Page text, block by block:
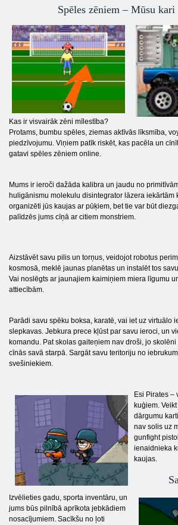
Spēles zēniem – Mūsu
Kas ir visvairāk zēni mīlestība?
Protams, bumbu spēles, ziemas aktīvās līksmība,
piedzīvojumu. Viņiem patīk riskēt, kas pacēla un
gatavi spēles zēniem online.
Mums ir ieroči dažāda kalibra un jaudu no
huligānismu molekulu disintegrator lāzera iekārtām
organizēti jūs kaujas ar pūķiem, bet tie var būt
palīdzēs jums cīņā ar citiem monstriem.
Aizstāvēt savu pilis un torņus, veidojot robotus
kosmosā, meklē jaunas planētas un instalēt tos
Vai noslēgts ar jaunajiem kaimiņiem miera līgumu
attiecībām.
Parādi savu spēku boksa, karatē, vai iet uz virtuālo
slepkavas. Jebkura prece kļūst par savu ieroci, un
komandu. Pat skolas gaiteņiem nav droši, jo
cīnās savā starpā. Sargāt savu teritoriju no
svešiniekiem.
Esi Pirates –
kuģiem.
dārgumu
nav solis uz
gunfight
ienaidnieka
kaujas.
Izvēlieties gadu, sporta inventāru, un
jums būs pilnībā aprīkota jebkādiem
nosacījumiem. Sacīkšu no ļoti